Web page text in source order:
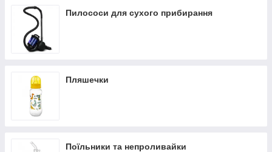
Пилососи для сухого прибирання
Пляшечки
Поїльники та непроливайки